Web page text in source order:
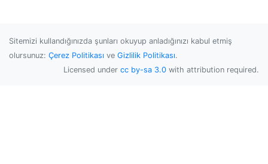
Sitemizi kullandığınızda şunları okuyup anladığınızı kabul etmiş
olursunuz: Çerez Politikası ve Gizlilik Politikası.
Licensed under cc by-sa 3.0 with attribution required.